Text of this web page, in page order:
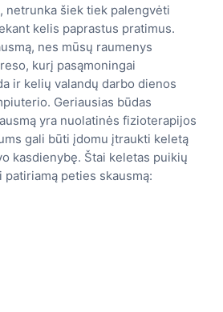
netrunka šiek tiek palengvėti
kelis paprastus pratimus.
nes mūsų raumenys
kurį pasąmoningai
ir kelių valandų darbo dienos
Geriausias būdas
yra nuolatinės fizioterapijos
gali būti įdomu įtraukti keletą
kasdienybę. Štai keletas puikių
patiriamą peties skausmą: